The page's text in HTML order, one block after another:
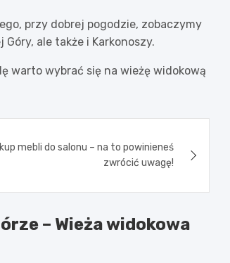
przy dobrej pogodzie, zobaczymy
ale także i Karkonoszy.
warto wybrać się na wieżę widokową
mebli do salonu – na to powinieneś
zwrócić uwagę!
– Wieża widokowa